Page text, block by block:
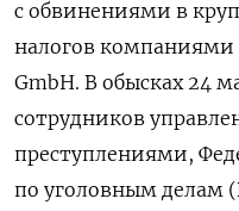
с обвинениями в
налогов компаниями
GmbH. В обысках 24
сотрудников
преступлениями,
по уголовным делам